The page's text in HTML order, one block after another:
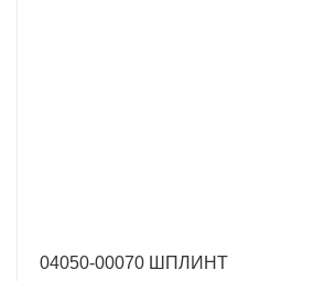
04050-00070 ШПЛИНТ